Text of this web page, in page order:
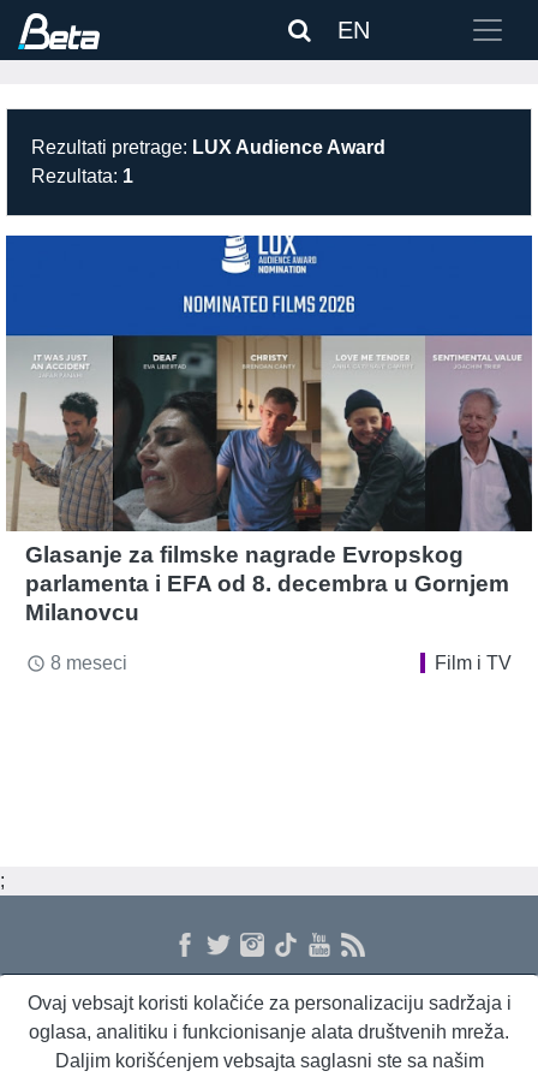
EN
Rezultati pretrage: LUX Audience Award
Rezultata: 1
Glasanje za filmske nagrade Evropskog
parlamenta i EFA od 8. decembra u Gornjem
Milanovcu
access_time 8 meseci Film i TV
;
O nama Proizvodi i usluge Politika privatnosti Kontakt RSS
Ovaj vebsajt koristi kolačiće za personalizaciju sadržaja i
oglasa, analitiku i funkcionisanje alata društvenih mreža.
Daljim korišćenjem vebsajta saglasni ste sa našim